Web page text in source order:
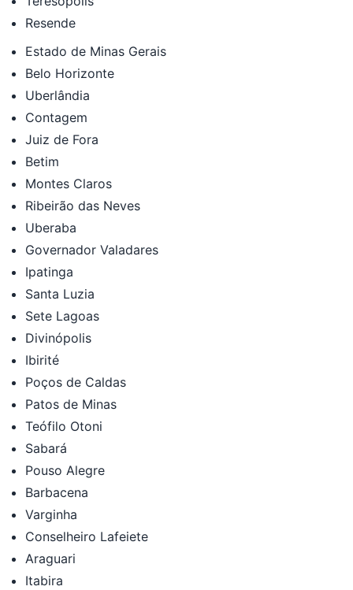
Resende
Estado de Minas Gerais
Belo Horizonte
Uberlândia
Contagem
Juiz de Fora
Betim
Montes Claros
Ribeirão das Neves
Uberaba
Governador Valadares
Ipatinga
Santa Luzia
Sete Lagoas
Divinópolis
Ibirité
Poços de Caldas
Patos de Minas
Teófilo Otoni
Sabará
Pouso Alegre
Barbacena
Varginha
Conselheiro Lafeiete
Araguari
Itabira